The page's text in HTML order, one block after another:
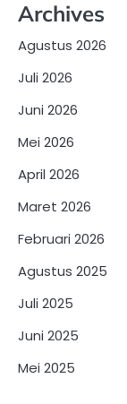
Archives
Agustus 2026
Juli 2026
Juni 2026
Mei 2026
April 2026
Maret 2026
Februari 2026
Agustus 2025
Juli 2025
Juni 2025
Mei 2025